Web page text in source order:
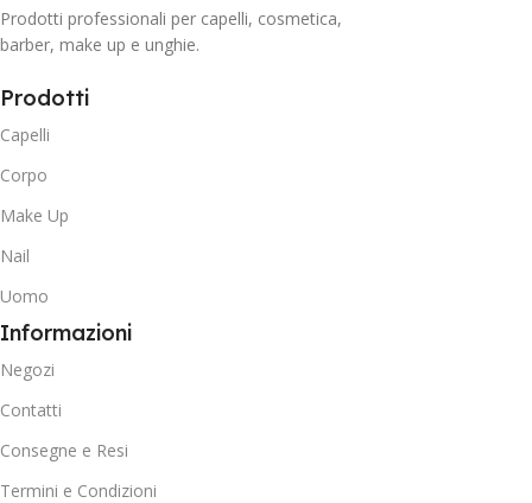
Prodotti professionali per capelli, cosmetica,
barber, make up e unghie.
Prodotti
Capelli
Corpo
Make Up
Nail
Uomo
Informazioni
Negozi
Contatti
Consegne e Resi
Termini e Condizioni